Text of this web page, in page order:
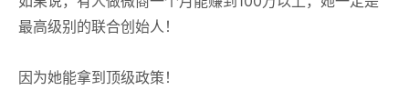
最高级别的联合创始人！
因为她能拿到顶级政策！